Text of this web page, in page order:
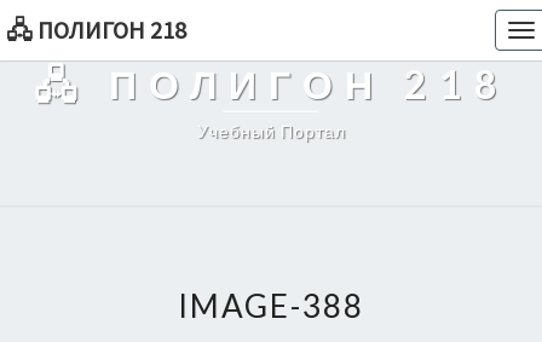
🖧 ПОЛИГОН 218
🖧 ПОЛИГОН 218
Учебный Портал
IMAGE-388